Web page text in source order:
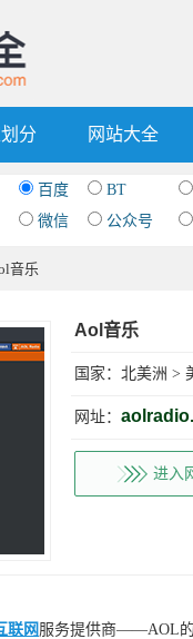
分 网站大全
百度
BT
微信
公众号
音乐
Aol音乐
国家： 北美洲 >
网址：
进入
联网 服务提供商——AOL的